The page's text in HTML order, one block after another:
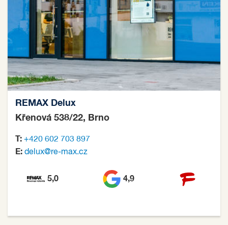
REMAX Delux
Křenová 538/22, Brno
T: +420 602 703 897
E: delux@re-max.cz
5,0 4,9